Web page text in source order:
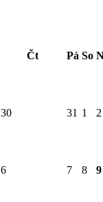
Čt Pá So
30 31 1 2
6 7 8 9